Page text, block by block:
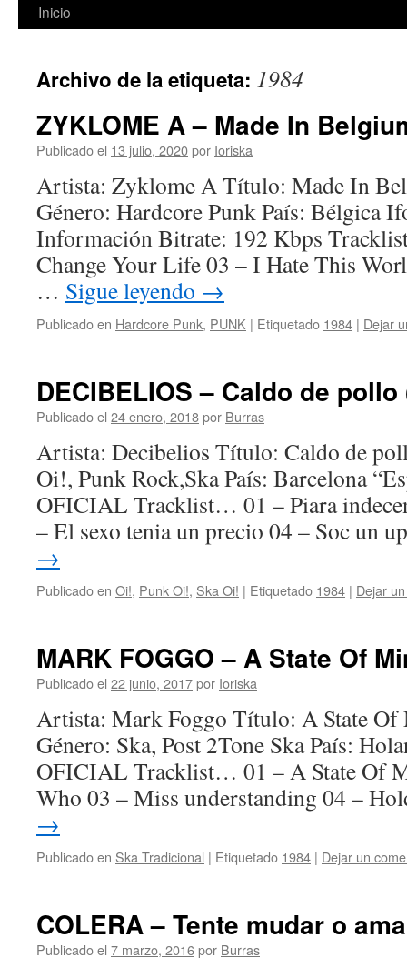
Inicio
Archivo de la etiqueta: 1984
ZYKLOME A – Made In
Publicado el 13 julio, 2020por Ioriska
Artista: Zyklome A Título: Made In
Género: Hardcore Punk País: Bélgica
Información Bitrate: 192 Kbps
Change Your Life 03 – I Hate This
… Sigue leyendo →
Publicado en Hardcore Punk, PUNK | Etiquetado 1984 | Dejar
DECIBELIOS – Caldo de pollo
Publicado el 24 enero, 2018por Burras
Artista: Decibelios Título: Caldo de
Oi!, Punk Rock,Ska País: Barcelona
OFICIAL Tracklist… 01 – Piara
– El sexo tenia un precio 04 – Soc un
→
Publicado en Oi!, Punk Oi!, Ska Oi! | Etiquetado 1984 | Dejar
MARK FOGGO – A State Of
Publicado el 22 junio, 2017por Ioriska
Artista: Mark Foggo Título: A State
Género: Ska, Post 2Tone Ska País:
OFICIAL Tracklist… 01 – A State Of
Who 03 – Miss understanding 04 –
→
Publicado en Ska Tradicional | Etiquetado 1984 | Dejar un
COLERA – Tente mudar o
Publicado el 7 marzo, 2016por Burras